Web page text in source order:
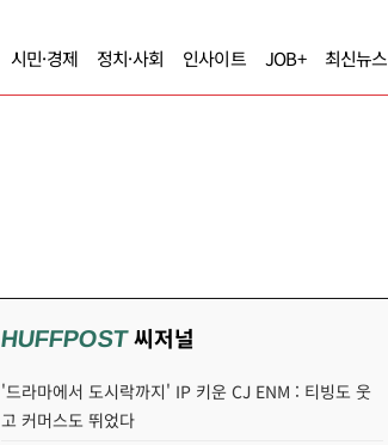
시민·경제 정치·사회 인사이트 JOB+ 최신뉴스
HUFFPOST씨저널
'드라마에서 도시락까지' IP 키운 CJ ENM : 티빙도 웃
고 커머스도 뛰었다